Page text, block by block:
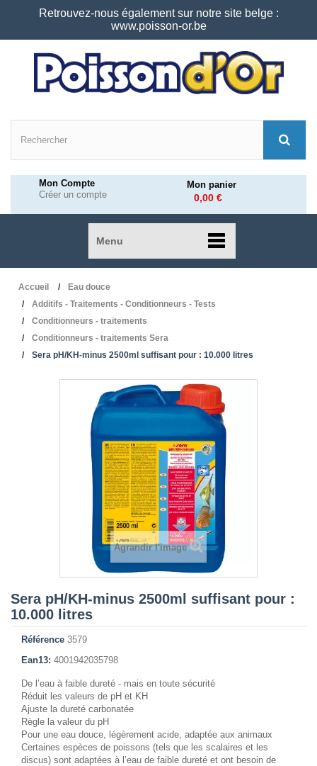
Retrouvez-nous également sur notre site belge :
www.poisson-or.be
Mon Compte
Créer un compte
Mon panier
0,00 €
Menu
Accueil
Eau douce
Additifs - Traitements - Conditionneurs - Tests
Conditionneurs - traitements
Conditionneurs - traitements Sera
Sera pH/KH-minus 2500ml suffisant pour : 10.000 litres
Agrandir l'image
Sera pH/KH-minus 2500ml suffisant pour :
10.000 litres
Référence 3579
Ean13: 4001942035798
De l’eau à faible dureté - mais en toute sécurité
Réduit les valeurs de pH et KH
Ajuste la dureté carbonatée
Règle la valeur du pH
Pour une eau douce, légèrement acide, adaptée aux animaux
Certaines espèces de poissons (tels que les scalaires et les
discus) sont adaptées à l’eau de faible dureté et ont besoin de